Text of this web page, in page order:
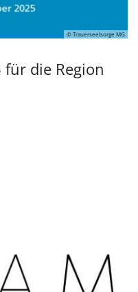
© Trauerseelsorge MG
die Region